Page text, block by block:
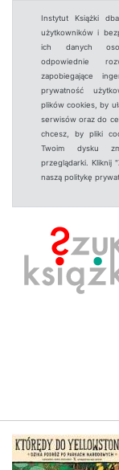
Instytut Książki
użytkowników i
ich danych
odpowiednie
zapobiegające
prywatność
plików cookies, by
serwisów oraz do
chcesz, by pliki
Twoim dysku
przeglądarki. Kliknij
naszą politykę